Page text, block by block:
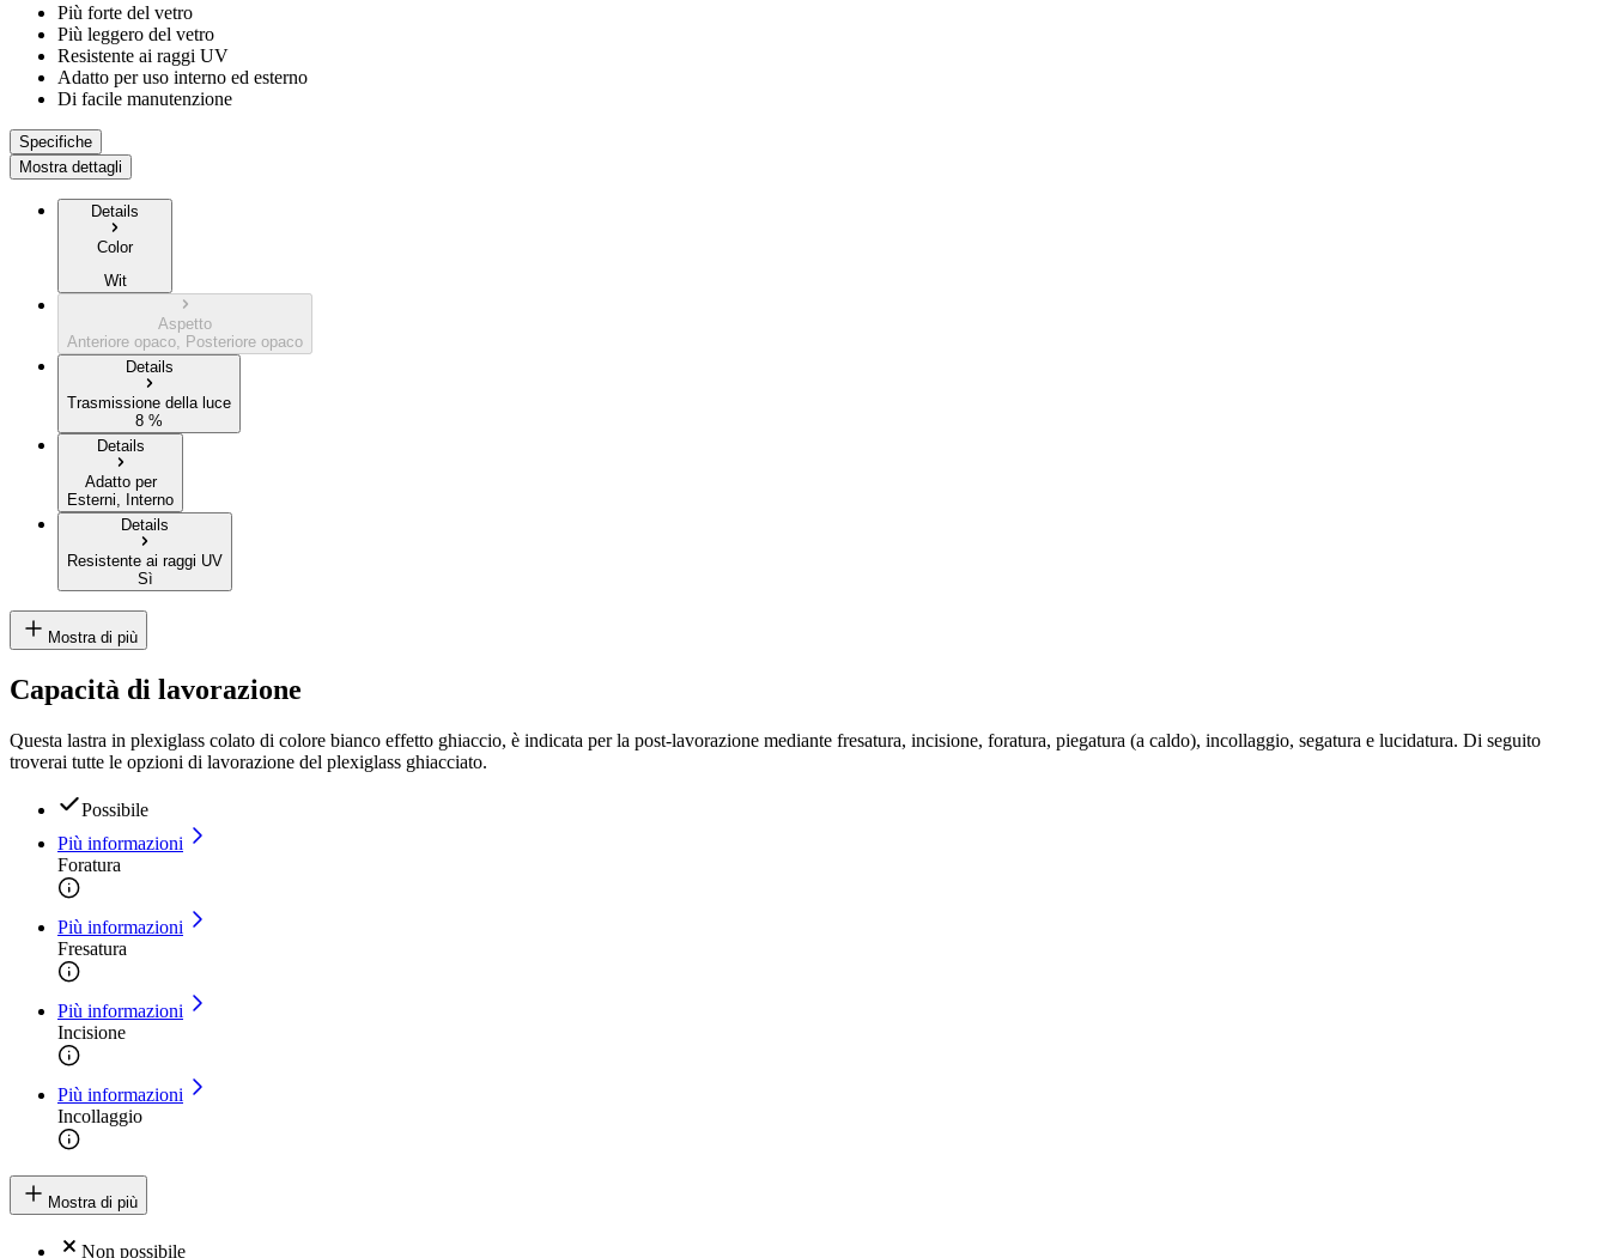
Più forte del vetro
Più leggero del vetro
Resistente ai raggi UV
Adatto per uso interno ed esterno
Di facile manutenzione
Specifiche
Mostra dettagli
Details
Color
Wit
Aspetto
Anteriore opaco, Posteriore opaco
Details
Trasmissione della luce
8 %
Details
Adatto per
Esterni, Interno
Details
Resistente ai raggi UV
Sì
Mostra di più
Capacità di lavorazione
Questa lastra in plexiglass colato di colore bianco effetto ghiaccio, è indicata per la post-lavorazione mediante fresatura, incisione, foratura, piegatura (a caldo), incollaggio, segatura e lucidatura. Di seguito
troverai tutte le opzioni di lavorazione del plexiglass ghiacciato.
Possibile
Più informazioni
Foratura
Più informazioni
Fresatura
Più informazioni
Incisione
Più informazioni
Incollaggio
Mostra di più
Non possibile